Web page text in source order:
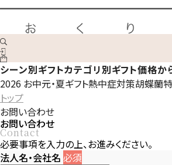
シーン別ギフトカテゴリ別ギフト価格か
2026 お中元・夏ギフト熱中症対策胡蝶蘭
トップ
お問い合わせ
お問い合わせ
Contact
必要事項を入力の上、お進みください。
法人名・会社名 必須